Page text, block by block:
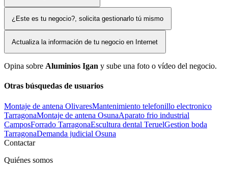
¿Este es tu negocio?, solicita gestionarlo tú mismo
Actualiza la información de tu negocio en Internet
Opina sobre Aluminios Igan y sube una foto o vídeo del negocio.
Otras búsquedas de usuarios
Montaje de antena OlivaresMantenimiento telefonillo electronico
TarragonaMontaje de antena OsunaAparato frio industrial
CamposForrado TarragonaEscultura dental TeruelGestion boda
TarragonaDemanda judicial Osuna
Contactar
Quiénes somos